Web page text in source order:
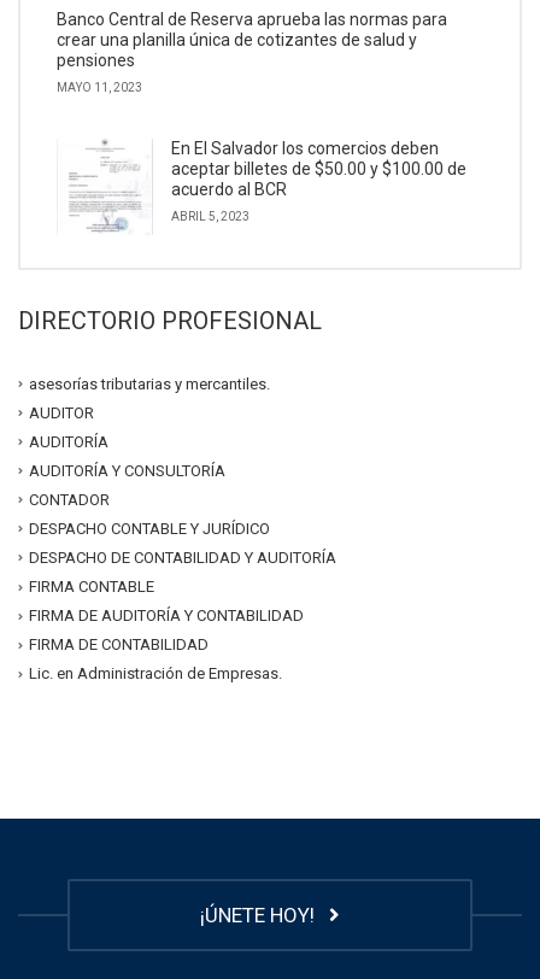
Banco Central de Reserva aprueba las normas para
crear una planilla única de cotizantes de salud y
pensiones
MAYO 11, 2023
En El Salvador los comercios deben
aceptar billetes de $50.00 y $100.00 de
acuerdo al BCR
ABRIL 5, 2023
DIRECTORIO PROFESIONAL
asesorías tributarias y mercantiles.
AUDITOR
AUDITORÍA
AUDITORÍA Y CONSULTORÍA
CONTADOR
DESPACHO CONTABLE Y JURÍDICO
DESPACHO DE CONTABILIDAD Y AUDITORÍA
FIRMA CONTABLE
FIRMA DE AUDITORÍA Y CONTABILIDAD
FIRMA DE CONTABILIDAD
Lic. en Administración de Empresas.
¡ÚNETE HOY!